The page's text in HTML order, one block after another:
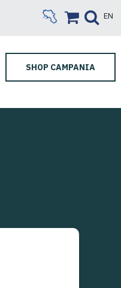
EN
SHOP CAMPANIA